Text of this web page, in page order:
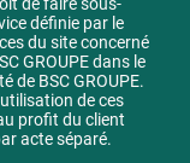
de faire sous-
définie par le
du site concerné
GROUPE dans le
de BSC GROUPE.
de ces
profit du client
acte séparé.